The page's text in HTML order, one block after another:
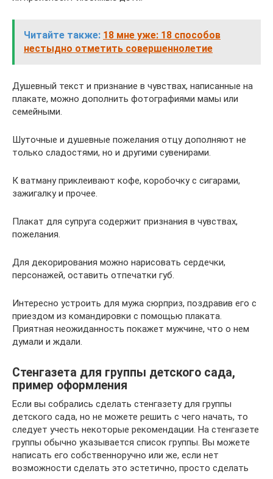
Читайте также: 18 мне уже: 18 способов
нестыдно отметить совершеннолетие
Душевный текст и признание в чувствах, написанные на
плакате, можно дополнить фотографиями мамы или
семейными.
Шуточные и душевные пожелания отцу дополняют не
только сладостями, но и другими сувенирами.
К ватману приклеивают кофе, коробочку с сигарами,
зажигалку и прочее.
Плакат для супруга содержит признания в чувствах,
пожелания.
Для декорирования можно нарисовать сердечки,
персонажей, оставить отпечатки губ.
Интересно устроить для мужа сюрприз, поздравив его с
приездом из командировки с помощью плаката.
Приятная неожиданность покажет мужчине, что о нем
думали и ждали.
Стенгазета для группы детского сада,
пример оформления
Если вы собрались сделать стенгазету для группы
детского сада, но не можете решить с чего начать, то
следует учесть некоторые рекомендации. На стенгазете
группы обычно указывается список группы. Вы можете
написать его собственноручно или же, если нет
возможности сделать это эстетично, просто сделать